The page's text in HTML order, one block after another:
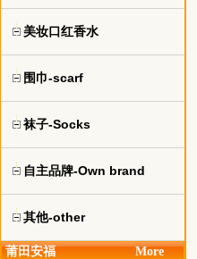
美妆口红香水
围巾-scarf
袜子-Socks
自主品牌-Own brand
其他-other
莆田安福 More